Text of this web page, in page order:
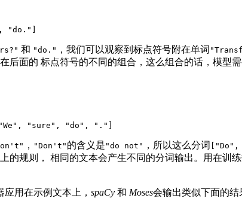
, "do." ]
和 "do." ，我们可以观察到标点符号附在单词
后面的 标点符号的不同的组合，这么组合的话，模型
"We" , "sure" , "do" , "."
， "Don't" 的含义是 "do not" ，所以这么分词
的规则， 相同的文本会产生不同的分词输出。用在训
用在示例文本上， spaCy 和 Moses会输出类似下面的结